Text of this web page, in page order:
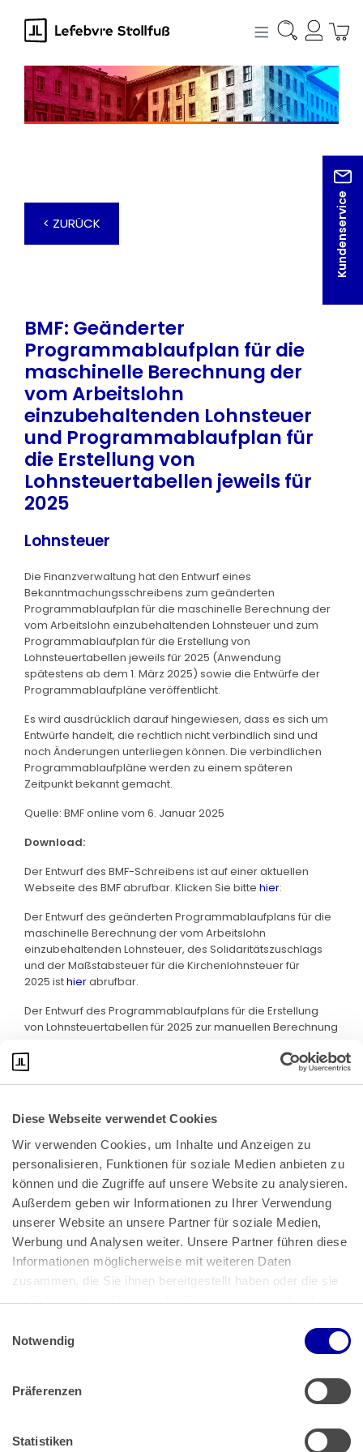
Diese Webseite verwendet Cookies
Wir verwenden Cookies, um Inhalte und Anzeigen zu
personalisieren, Funktionen für soziale Medien anbieten zu
können und die Zugriffe auf unsere Website zu analysieren.
Außerdem geben wir Informationen zu Ihrer Verwendung
unserer Website an unsere Partner für soziale Medien,
Werbung und Analysen weiter. Unsere Partner führen diese
Informationen möglicherweise mit weiteren Daten
zusammen, die Sie ihnen bereitgestellt haben oder die sie
im Rahmen Ihrer Nutzung der Dienste gesammelt haben.
Impressum
Notwendig
Präferenzen
Statistiken
springen
Kundenservice
< ZURÜCK
BMF: Geänderter
Programmablaufplan für die
maschinelle Berechnung der
vom Arbeitslohn
einzubehaltenden Lohnsteuer
und Programmablaufplan für
die Erstellung von
Lohnsteuertabellen jeweils für
2025
Lohnsteuer
Die Finanzverwaltung hat den Entwurf eines
Bekanntmachungsschreibens zum geänderten
Programmablaufplan für die maschinelle Berechnung der
vom Arbeitslohn einzubehaltenden Lohnsteuer und zum
Programmablaufplan für die Erstellung von
Lohnsteuertabellen jeweils für 2025 (Anwendung
spätestens ab dem 1. März 2025) sowie die Entwürfe der
Programmablaufpläne veröffentlicht.
Es wird ausdrücklich darauf hingewiesen, dass es sich um
Entwürfe handelt, die rechtlich nicht verbindlich sind und
noch Änderungen unterliegen können. Die verbindlichen
Programmablaufpläne werden zu einem späteren
Zeitpunkt bekannt gemacht.
Quelle: BMF online vom 6. Januar 2025
Download:
Der Entwurf des BMF-Schreibens ist auf einer aktuellen
Webseite des BMF abrufbar. Klicken Sie bitte hier:
Der Entwurf des geänderten Programmablaufplans für die
maschinelle Berechnung der vom Arbeitslohn
einzubehaltenden Lohnsteuer, des Solidaritätszuschlags
und der Maßstabsteuer für die Kirchenlohnsteuer für
2025 isthierabrufbar.
Der Entwurf des Programmablaufplans für die Erstellung
von Lohnsteuertabellen für 2025 zur manuellen Berechnung
Bundeskanzlerplatz 2
53113 Bonn
Pressemitteilungen|AGB
Impressum|Datenschutz
Muster Widerrufsformular (PDF)